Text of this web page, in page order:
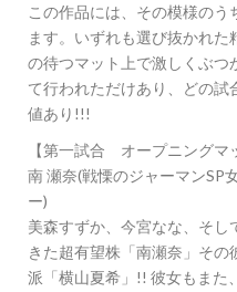
この作品には、その模様の
ます。いずれも選び抜かれ
の待つマット上で激しくぶ
て行われただけあり、どの試
値あり!!!
【第一試合 オープニングマ
南 瀬奈(戦慄のジャーマンSP
ー)
美森すずか、今宮なな、そし
きた超有望株「南瀬奈」そ
派「横山夏希」!! 彼女もまた